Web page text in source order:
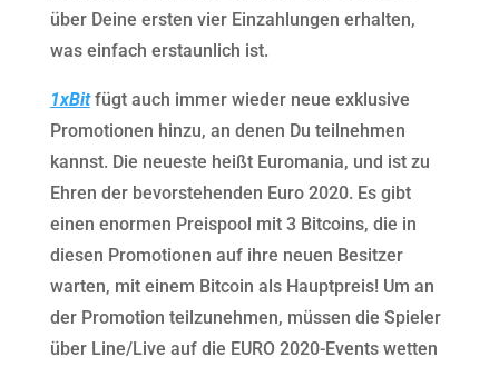
über Deine ersten vier Einzahlungen erhalten,
was einfach erstaunlich ist.
1xBitfügt auch immer wieder neue exklusive
Promotionen hinzu, an denen Du teilnehmen
kannst. Die neueste heißt Euromania, und ist zu
Ehren der bevorstehenden Euro 2020. Es gibt
einen enormen Preispool mit 3 Bitcoins, die in
diesen Promotionen auf ihre neuen Besitzer
warten, mit einem Bitcoin als Hauptpreis! Um an
der Promotion teilzunehmen, müssen die Spieler
über Line/Live auf die EURO 2020-Events wetten